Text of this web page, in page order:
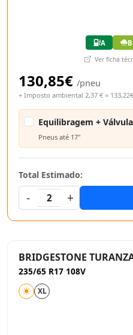
A B
Ver ficha
130,85€ /pneu
+ Imposto ambiental 2,37 € = 133,22€
Equilibragem + Válvula
Pneus até 17"
Total Estimado:
-
2 +
BRIDGESTONE
235/65 R17 108V
XL